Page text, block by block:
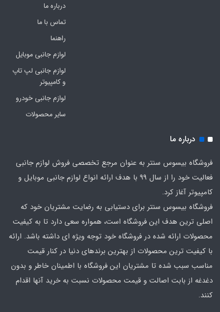
درباره ما
تماس با ما
راهنما
لوازم جانبی موبایل
لوازم جانبی لپ تاپ
و کامپیوتر
لوازم جانبی خودرو
سایر محصولات
درباره ما
فروشگاه بیسوس سنتر به عنوان مرجع تخصصی فروش لوازم جانبی
فعالیت خود را از سال 99 با هدف ارائه انواع لوازم جانبی موبایل و
کامپیوتر آغاز کرد.
فروشگاه بیسوس سنتر برای دستیابی به رضایت مشتریان خود که
اصلی‌ ترین هدف این فروشگاه است، همواره سعی دارد تا به کیفیت
محصولات ارائه شده در فروشگاه خود توجه ویژه ای داشته باشد. ارائه
با کیفیت‌ ترین محصولات از بهترین برندهای دنیا در کنار قیمت
مناسب سبب شده تا مشتریان این فروشگاه با اطمینان خاطر و بدون
دغدغه از بابت اصالت و قیمت محصولات نسبت به خرید آنها اقدام
کنند.